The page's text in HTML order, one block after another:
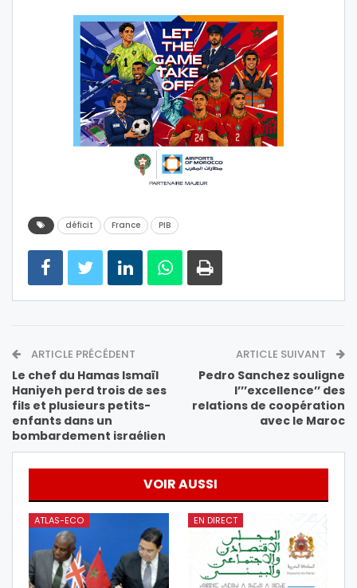
déficit France PIB
ARTICLE PRÉCÉDENT
Le chef du Hamas Ismaïl
Haniyeh perd trois de ses
fils et plusieurs petits-
enfants dans un
bombardement israélien
ARTICLE SUIVANT
Pedro Sanchez souligne
l’’’excellence’’ des
relations de coopération
avec le Maroc
VOIR AUSSI
ATLAS-ECO EN DIRECT